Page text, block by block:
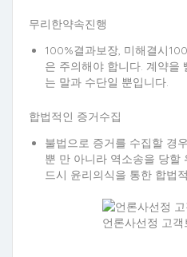
무리한약속진행
100%결과보장, 미해결시
은 주의해야 합니다. 계약을
는 말과 수단일 뿐입니다.
합법적인 증거수집
불법으로 증거를 수집할 경
뿐 만 아니라 역소송을 당할
드시 윤리의식을 통한 합법
언론사선정 고